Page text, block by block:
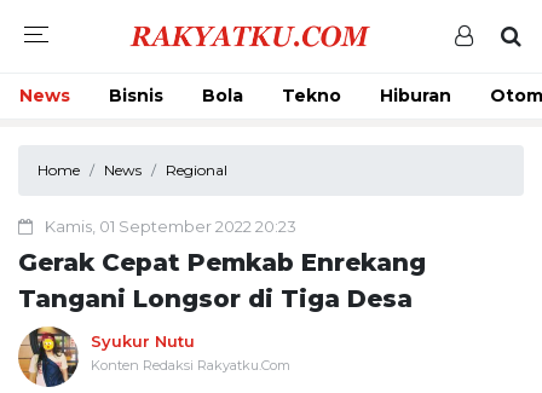
News Bisnis Bola Tekno Hiburan
Home News Regional
Kamis, 01 September 2022 20:23
Gerak Cepat Pemkab Enrekang
Tangani Longsor di Tiga Desa
Syukur Nutu
Konten Redaksi Rakyatku.Com